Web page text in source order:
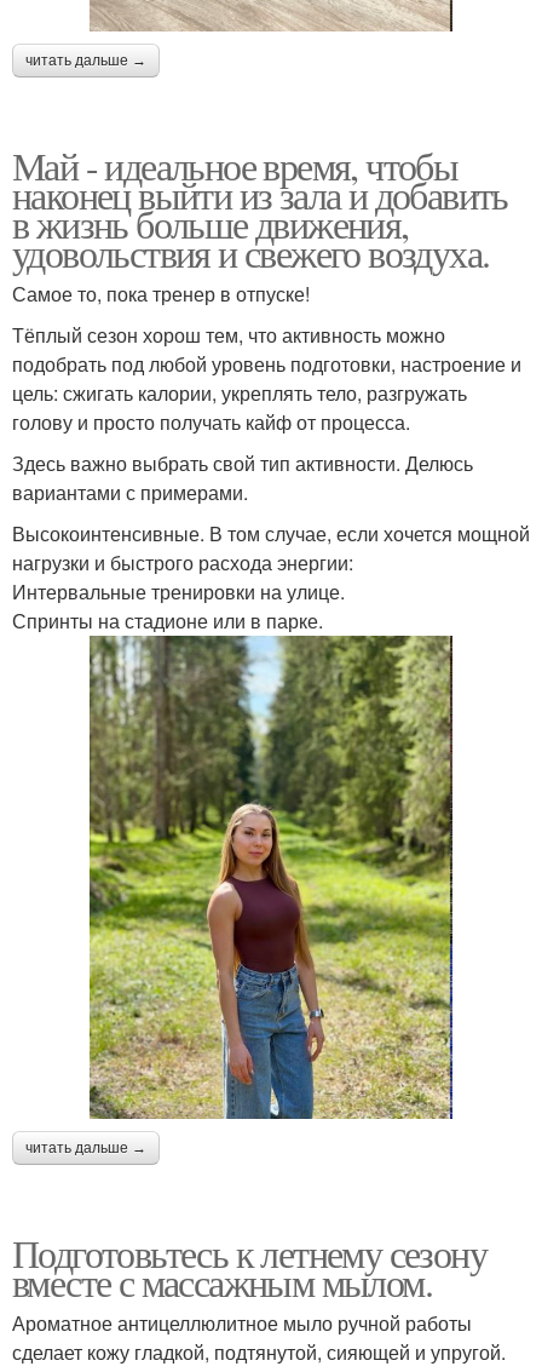
читать дальше →
Май - идеальное время, чтобы
наконец выйти из зала и добавить
в жизнь больше движения,
удовольствия и свежего воздуха.
Самое то, пока тренер в отпуске!
Тёплый сезон хорош тем, что активность можно
подобрать под любой уровень подготовки, настроение и
цель: сжигать калории, укреплять тело, разгружать
голову и просто получать кайф от процесса.
Здесь важно выбрать свой тип активности. Делюсь
вариантами с примерами.
Высокоинтенсивные. В том случае, если хочется мощной
нагрузки и быстрого расхода энергии:
Интервальные тренировки на улице.
Спринты на стадионе или в парке.
читать дальше →
Подготовьтесь к летнему сезону
вместе с массажным мылом.
Ароматное антицеллюлитное мыло ручной работы
сделает кожу гладкой, подтянутой, сияющей и упругой.